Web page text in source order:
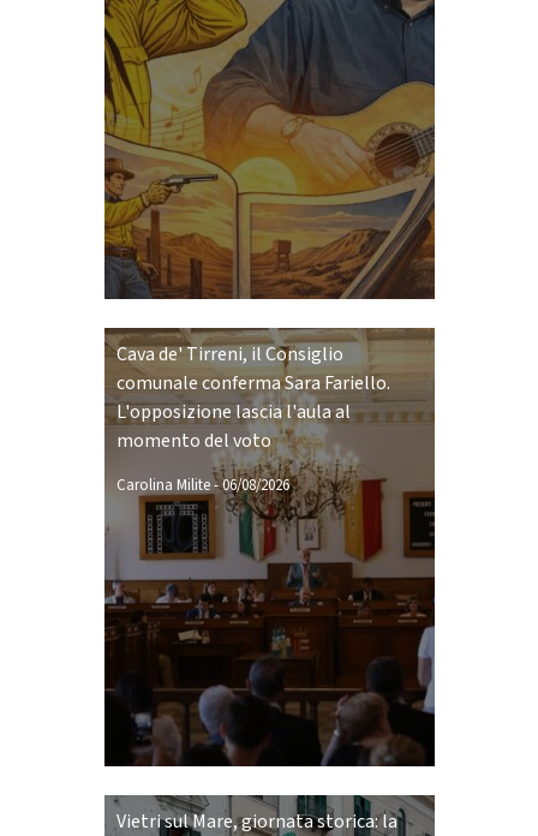
Cava de' Tirreni, il Consiglio
comunale conferma Sara Fariello.
L'opposizione lascia l'aula al
momento del voto
Carolina Milite-06/08/2026
Vietri sul Mare, giornata storica: la